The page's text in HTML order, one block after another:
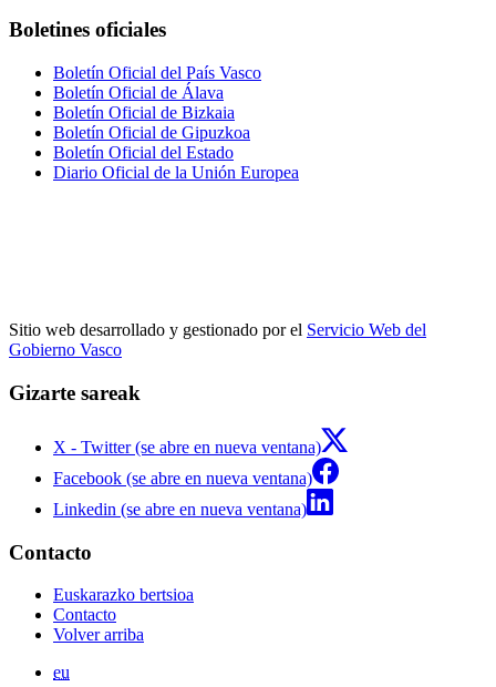
Boletines oficiales
Boletín Oficial del País Vasco
Boletín Oficial de Álava
Boletín Oficial de Bizkaia
Boletín Oficial de Gipuzkoa
Boletín Oficial del Estado
Diario Oficial de la Unión Europea
Sitio web desarrollado y gestionado por el Servicio Web del
Gobierno Vasco
Gizarte sareak
X - Twitter (se abre en nueva ventana)
Facebook (se abre en nueva ventana)
Linkedin (se abre en nueva ventana)
Contacto
Euskarazko bertsioa
Contacto
Volver arriba
eu